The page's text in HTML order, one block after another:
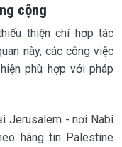
cộng
thiện chí hợp tác
này, các công việc
phù hợp với pháp
Jerusalem - nơi Nabi
hãng tin Palestine